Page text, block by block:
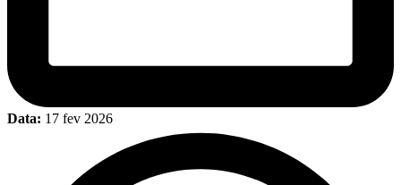
Data: 17 fev 2026